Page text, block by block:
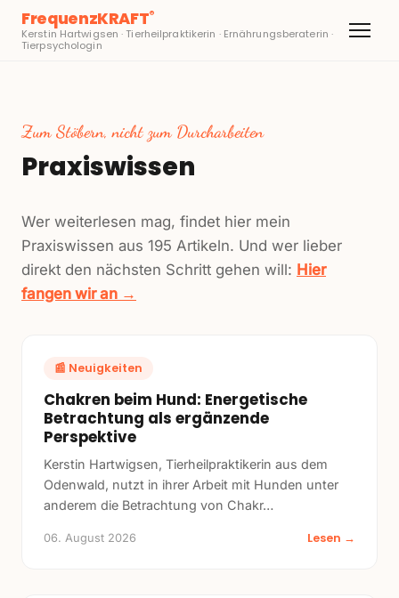
FrequenzKRAFT®
Kerstin Hartwigsen · Tierheilpraktikerin · Ernährungsberaterin ·
Tierpsychologin
Zum Stöbern, nicht zum Durcharbeiten
Praxiswissen
Wer weiterlesen mag, findet hier mein
Praxiswissen aus 195 Artikeln. Und wer lieber
direkt den nächsten Schritt gehen will: Hier
fangen wir an →
📰 Neuigkeiten
Chakren beim Hund: Energetische
Betrachtung als ergänzende
Perspektive
Kerstin Hartwigsen, Tierheilpraktikerin aus dem
Odenwald, nutzt in ihrer Arbeit mit Hunden unter
anderem die Betrachtung von Chakr…
06. August 2026 Lesen →